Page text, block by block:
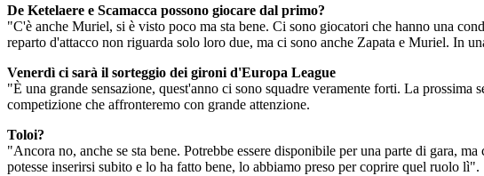
De Ketelaere e Scamacca possono giocare dal primo?
"C'è anche Muriel, si è visto poco ma sta bene. Ci sono giocatori che hanno una
reparto d'attacco non riguarda solo loro due, ma ci sono anche Zapata e Muriel. In
Venerdì ci sarà il sorteggio dei gironi d'Europa League
"È una grande sensazione, quest'anno ci sono squadre veramente forti. La
competizione che affronteremo con grande attenzione.
Toloi?
"Ancora no, anche se sta bene. Potrebbe essere disponibile per una parte di gara,
potesse inserirsi subito e lo ha fatto bene, lo abbiamo preso per coprire quel ruolo lì".